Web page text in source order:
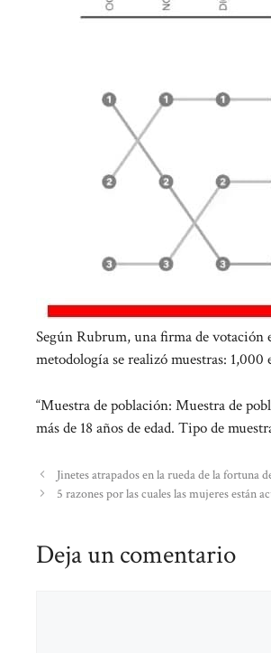
Según Rubrum, una firma de votación
metodología se realizó muestras:
“Muestra de población: Muestra de
más de 18 años de edad. Tipo de
Jinetes atrapados en la rueda de la fortuna
5 razones por las cuales las mujeres están
Deja un comentario